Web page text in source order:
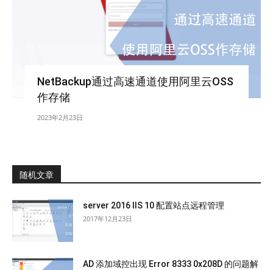
NetBackup通过高速通道使用阿里云OSS
作存储
2023年2月23日
随机文章
server 2016 IIS 10 配置站点远程管理
2017年12月23日
AD 添加域控出现 Error 8333 0x208D 的问题解